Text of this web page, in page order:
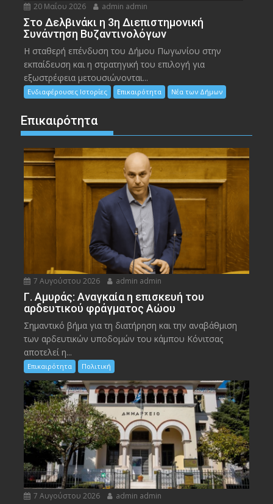
20 Μαΐου 2026 admin admin
Στο Δελβινάκι η 3η Διεπιστημονική
Συνάντηση Βυζαντινολόγων
Η σταθερή επένδυση του Δήμου Πωγωνίου στην
εκπαίδευση και η στρατηγική του επιλογή για
εξωστρέφεια μετουσιώνονται...
Ενδιαφέρουσες Ιστορίες Επικαιρότητα Νέα των Δήμων
Επικαιρότητα
7 Αυγούστου 2026 admin admin
Γ. Αμυράς: Αναγκαία η επισκευή του
αρδευτικού φράγματος Αώου
Σημαντικό βήμα για τη διατήρηση και την αναβάθμιση
των αρδευτικών υποδομών του κάμπου Κόνιτσας
αποτελεί η...
Επικαιρότητα Πολιτική
7 Αυγούστου 2026 admin admin